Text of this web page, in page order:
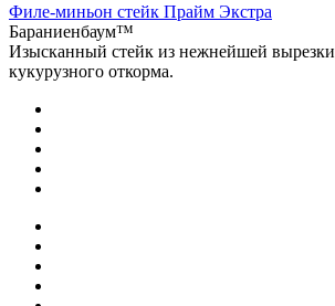
Филе-миньон стейк Прайм Экстра
Бараниенбаум™
Изысканный стейк из нежнейшей вырезки
кукурузного откорма.